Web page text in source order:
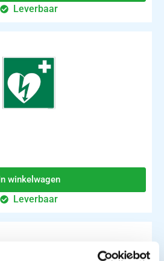
Leverbaar
In winkelwagen
Leverbaar